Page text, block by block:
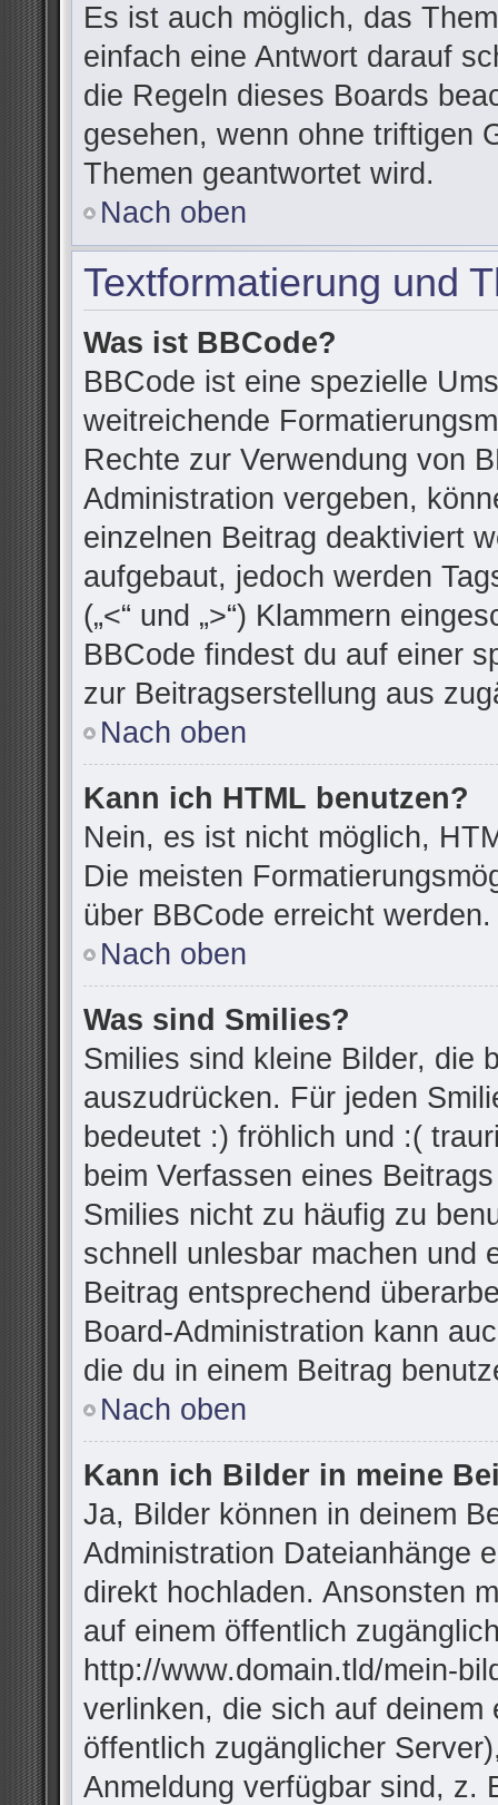
Es ist auch möglich, das
einfach eine Antwort darauf
die Regeln dieses Boards
gesehen, wenn ohne triftigen
Themen geantwortet wird.
Nach oben
Textformatierung und
Was ist BBCode?
BBCode ist eine spezielle
weitreichende
Rechte zur Verwendung von
Administration vergeben,
einzelnen Beitrag deaktiviert
aufgebaut, jedoch werden
(„<“ und „>“) Klammern
BBCode findest du auf einer
zur Beitragserstellung aus
Nach oben
Kann ich HTML benutzen?
Nein, es ist nicht möglich,
Die meisten
über BBCode erreicht werden.
Nach oben
Was sind Smilies?
Smilies sind kleine Bilder, die
auszudrücken. Für jeden
bedeutet :) fröhlich und :(
beim Verfassen eines
Smilies nicht zu häufig zu
schnell unlesbar machen und
Beitrag entsprechend
Board-Administration kann
die du in einem Beitrag
Nach oben
Kann ich Bilder in meine
Ja, Bilder können in deinem
Administration Dateianhänge
direkt hochladen. Ansonsten
auf einem öffentlich
http://www.domain.tld/mein-
verlinken, die sich auf
öffentlich zugänglicher
Anmeldung verfügbar sind, z.